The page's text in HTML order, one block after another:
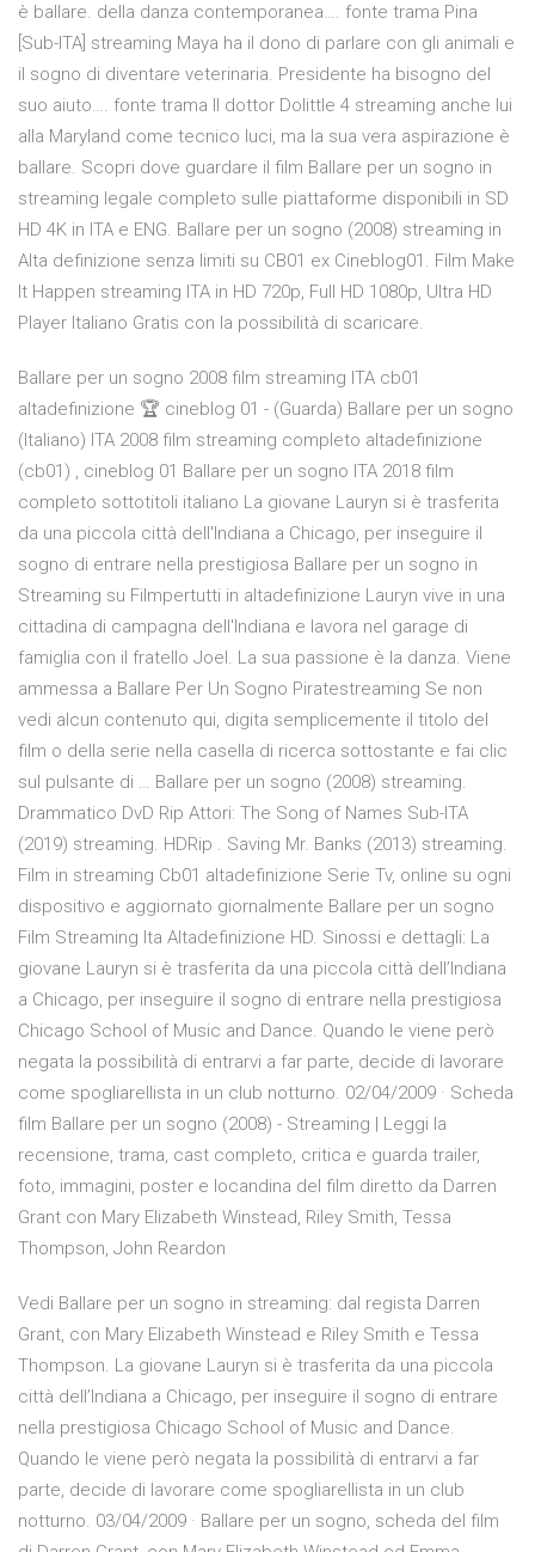
è ballare. della danza contemporanea…. fonte trama Pina
[Sub-ITA] streaming Maya ha il dono di parlare con gli animali e
il sogno di diventare veterinaria. Presidente ha bisogno del
suo aiuto…. fonte trama Il dottor Dolittle 4 streaming anche lui
alla Maryland come tecnico luci, ma la sua vera aspirazione è
ballare. Scopri dove guardare il film Ballare per un sogno in
streaming legale completo sulle piattaforme disponibili in SD
HD 4K in ITA e ENG. Ballare per un sogno (2008) streaming in
Alta definizione senza limiti su CB01 ex Cineblog01. Film Make
It Happen streaming ITA in HD 720p, Full HD 1080p, Ultra HD
Player Italiano Gratis con la possibilità di scaricare.
Ballare per un sogno 2008 film streaming ITA cb01
altadefinizione 🏆 cineblog 01 - (Guarda) Ballare per un sogno
(Italiano) ITA 2008 film streaming completo altadefinizione
(cb01) , cineblog 01 Ballare per un sogno ITA 2018 film
completo sottotitoli italiano La giovane Lauryn si è trasferita
da una piccola città dell'Indiana a Chicago, per inseguire il
sogno di entrare nella prestigiosa Ballare per un sogno in
Streaming su Filmpertutti in altadefinizione Lauryn vive in una
cittadina di campagna dell'Indiana e lavora nel garage di
famiglia con il fratello Joel. La sua passione è la danza. Viene
ammessa a Ballare Per Un Sogno Piratestreaming Se non
vedi alcun contenuto qui, digita semplicemente il titolo del
film o della serie nella casella di ricerca sottostante e fai clic
sul pulsante di … Ballare per un sogno (2008) streaming.
Drammatico DvD Rip Attori: The Song of Names Sub-ITA
(2019) streaming. HDRip . Saving Mr. Banks (2013) streaming.
Film in streaming Cb01 altadefinizione Serie Tv, online su ogni
dispositivo e aggiornato giornalmente Ballare per un sogno
Film Streaming Ita Altadefinizione HD. Sinossi e dettagli: La
giovane Lauryn si è trasferita da una piccola città dell’Indiana
a Chicago, per inseguire il sogno di entrare nella prestigiosa
Chicago School of Music and Dance. Quando le viene però
negata la possibilità di entrarvi a far parte, decide di lavorare
come spogliarellista in un club notturno. 02/04/2009 · Scheda
film Ballare per un sogno (2008) - Streaming | Leggi la
recensione, trama, cast completo, critica e guarda trailer,
foto, immagini, poster e locandina del film diretto da Darren
Grant con Mary Elizabeth Winstead, Riley Smith, Tessa
Thompson, John Reardon
Vedi Ballare per un sogno in streaming: dal regista Darren
Grant, con Mary Elizabeth Winstead e Riley Smith e Tessa
Thompson. La giovane Lauryn si è trasferita da una piccola
città dell’Indiana a Chicago, per inseguire il sogno di entrare
nella prestigiosa Chicago School of Music and Dance.
Quando le viene però negata la possibilità di entrarvi a far
parte, decide di lavorare come spogliarellista in un club
notturno. 03/04/2009 · Ballare per un sogno, scheda del film